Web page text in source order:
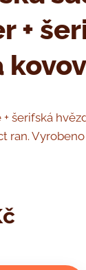
+
šerifská
ran.